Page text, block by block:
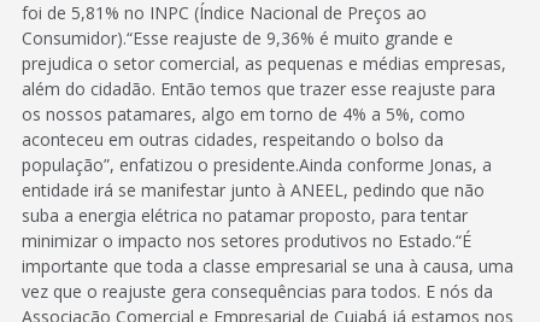
foi de 5,81% no INPC (Índice Nacional de Preços ao
Consumidor).“Esse reajuste de 9,36% é muito grande e
prejudica o setor comercial, as pequenas e médias empresas,
além do cidadão. Então temos que trazer esse reajuste para
os nossos patamares, algo em torno de 4% a 5%, como
aconteceu em outras cidades, respeitando o bolso da
população”, enfatizou o presidente.Ainda conforme Jonas, a
entidade irá se manifestar junto à ANEEL, pedindo que não
suba a energia elétrica no patamar proposto, para tentar
minimizar o impacto nos setores produtivos no Estado.“É
importante que toda a classe empresarial se una à causa, uma
vez que o reajuste gera consequências para todos. E nós da
Associação Comercial e Empresarial de Cuiabá já estamos nos